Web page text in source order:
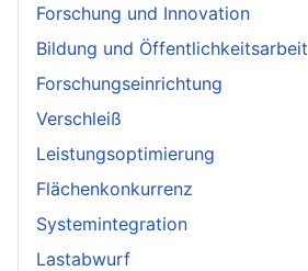
Forschung und Innovation
Bildung und Öffentlichkeitsarbeit
Forschungseinrichtung
Verschleiß
Leistungsoptimierung
Flächenkonkurrenz
Systemintegration
Lastabwurf